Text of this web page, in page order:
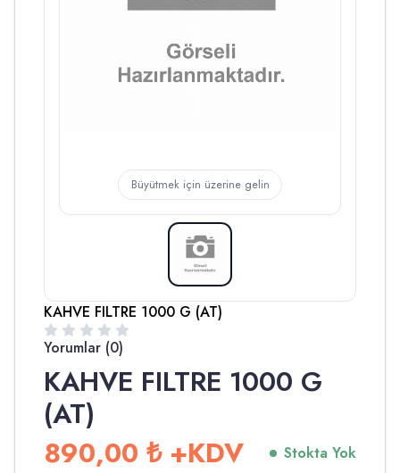
Büyütmek için üzerine gelin
KAHVE FILTRE 1000 G (AT)
Yorumlar (0)
KAHVE FILTRE 1000 G
(AT)
890,00 ₺ +KDV Stokta Yok